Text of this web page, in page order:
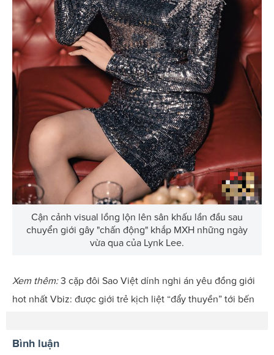
Cận cảnh visual lồng lộn lên sân khấu lần đầu sau
chuyển giới gây "chấn động" khắp MXH những ngày
vừa qua của Lynk Lee.
Xem thêm:3 cặp đôi Sao Việt dính nghi án yêu đồng giới
hot nhất Vbiz: được giới trẻ kịch liệt “đẩy thuyền” tới bến
Bình luận